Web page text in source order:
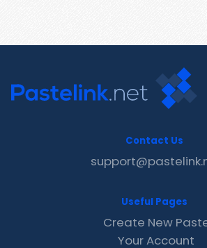
Contact Us
Useful Pages
Create New
Your Account